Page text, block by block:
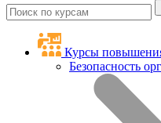
Курсы
Безопасность